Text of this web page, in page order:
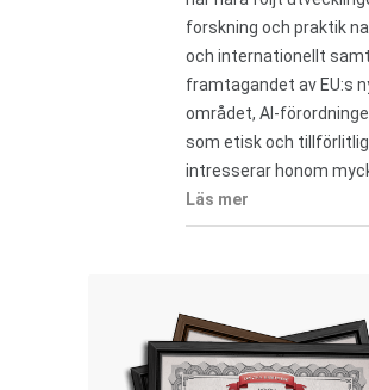
forskning och praktik
och internationellt samt
framtagandet av EU:s
området, AI-
som etisk och tillförlitlig
intresserar honom
Läs mer